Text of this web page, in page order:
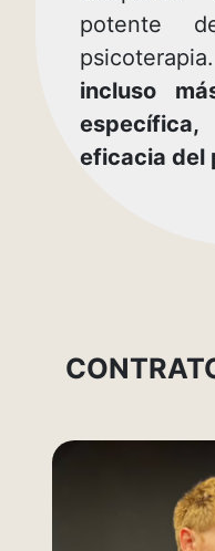
potente
incluso
eficacia del